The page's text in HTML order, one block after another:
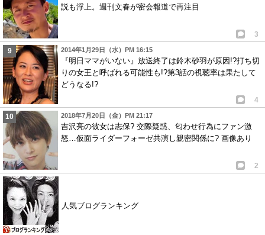
説も浮上。週刊文春が密会報道で再注目
3
2014年1月29日（水）PM 16:15
『明日ママがいない』放送終了は鈴木砂羽が原因!?打ち切
りの女王と呼ばれる可能性も!?第3話の視聴率は果たして
どうなる!?
4
2018年7月20日（金）PM 21:17
吉沢亮の彼女は志保? 交際疑惑、匂わせ行為にファン激
怒…仮面ライダーフォーゼ共演し親密関係に? 画像あり
2
人気ブログランキング